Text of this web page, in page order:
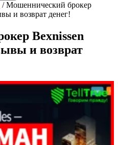
/Мошеннический брокер
и возврат денег!
Bexnissen
и возврат